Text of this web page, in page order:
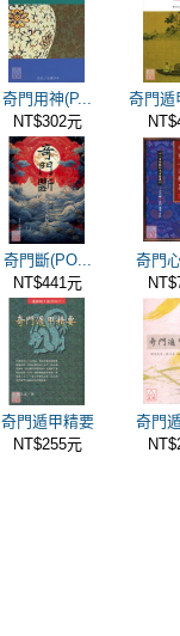
奇門用神(P...
NT$302元
奇門遁
奇門斷(PO...
NT$441元
奇門
奇門遁甲精要
NT$255元
奇門